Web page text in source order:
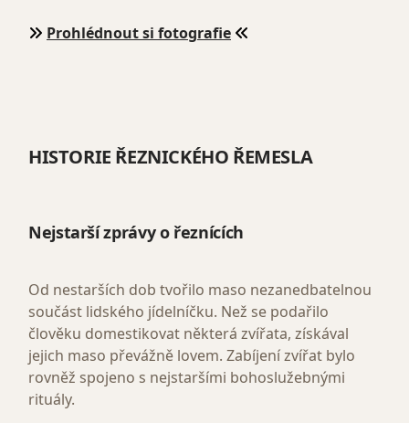
Prohlédnout si fotografie
HISTORIE ŘEZNICKÉHO ŘEMESLA
Nejstarší zprávy o řeznících
Od nestarších dob tvořilo maso nezanedbatelnou
součást lidského jídelníčku. Než se podařilo
člověku domestikovat některá zvířata, získával
jejich maso převážně lovem. Zabíjení zvířat bylo
rovněž spojeno s nejstaršími bohoslužebnými
rituály.